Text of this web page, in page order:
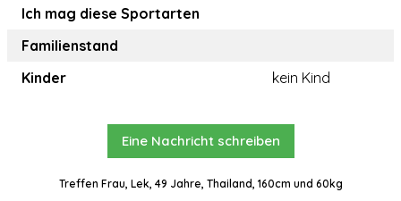
Ich mag diese Sportarten
Familienstand
Kinder
kein Kind
Eine Nachricht schreiben
Treffen Frau, Lek, 49 Jahre, Thailand, 160cm und 60kg